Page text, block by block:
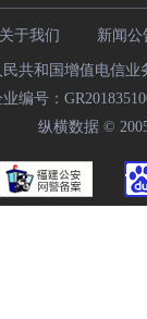
关于我们 新闻公
民共和国增值电信
编号：
纵横数据 ©